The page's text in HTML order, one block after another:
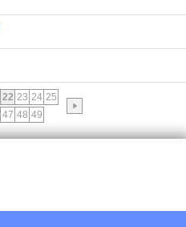
22 23 24 25
47 48 49